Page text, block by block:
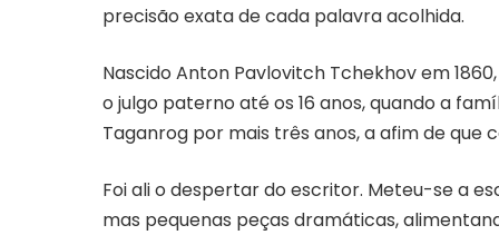
precisão exata de cada palavra acolhida.
Nascido Anton Pavlovitch Tchekhov em
o julgo paterno até os 16 anos, quando a
Taganrog por mais três anos, a afim de que
Foi ali o despertar do escritor. Meteu-se a
mas pequenas peças dramáticas,